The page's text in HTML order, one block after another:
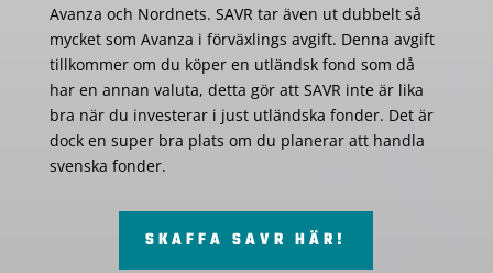
Avanza och Nordnets. SAVR tar även ut dubbelt så
mycket som Avanza i förväxlings avgift. Denna avgift
tillkommer om du köper en utländsk fond som då
har en annan valuta, detta gör att SAVR inte är lika
bra när du investerar i just utländska fonder. Det är
dock en super bra plats om du planerar att handla
svenska fonder.
SKAFFA SAVR HÄR!